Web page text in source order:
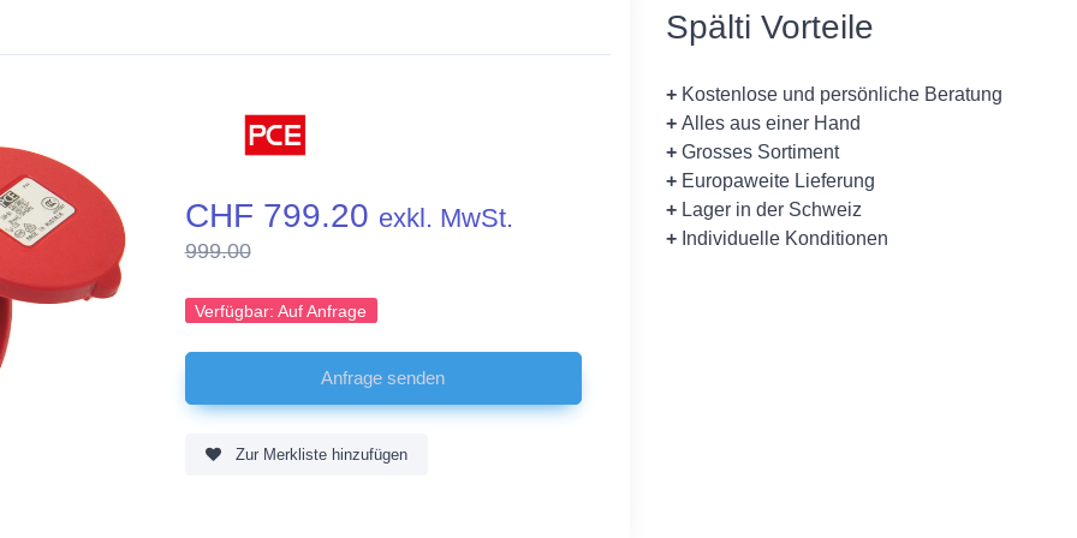
CHF 799.20 exkl. MwSt.
999.00
Verfügbar:Auf Anfrage
Zur Merkliste hinzufügen
Spälti Vorteile
+ Kostenlose und persönliche Beratung
+ Alles aus einer Hand
+ Grosses Sortiment
+ Europaweite Lieferung
+ Lager in der Schweiz
+ Individuelle Konditionen